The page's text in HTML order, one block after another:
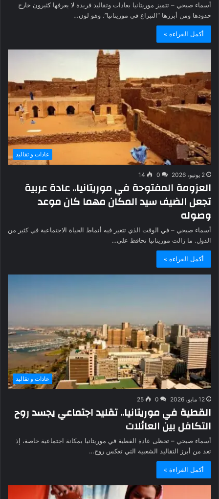
أسماء صبحي – تتميز موريتانيا بعادات وتقاليد فريدة لا يعرفها كثيرون خارج
حدودها ومن أبرزها “التبراع في موريتانيا”. وهو لون…
أكمل القراءة »
عادات و تقاليد
2 يونيو، 2026 0
14
العزومة المفتوحة في موريتانيا.. عادة عربية
تجعل الضيف سيد المكان مهما كان موعد
وصوله
أسماء صبحي – في الوقت الذي تتغير فيه أنماط الحياة الاجتماعية في كثير من
الدول. ما زالت موريتانيا تحافظ على…
أكمل القراءة »
عادات و تقاليد
12 مايو، 2026 0
25
القطية في موريتانيا.. تقليد اجتماعي يجسد روح
التكافل بين العائلات
أسماء صبحي – تحظى عادة القطية في موريتانيا بمكانة اجتماعية خاصة، إذ
تعد من أبرز التقاليد الشعبية التي تعكس روح…
أكمل القراءة »